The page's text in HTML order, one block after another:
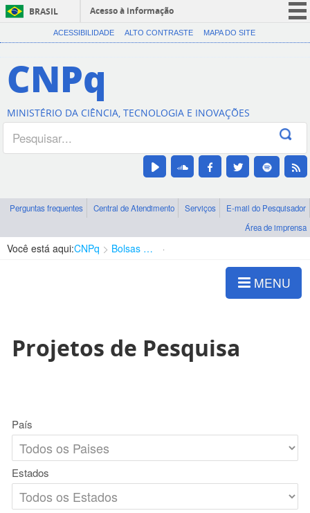
BRASIL
Acesso à informação
CORONAVÍRUS (COVID-19)
Canais
ACESSIBILIDADE ALTO CONTRASTE MAPA DO SITE
CNPq
MINISTÉRIO DA CIÊNCIA, TECNOLOGIA E INOVAÇÕES
Perguntas frequentes Central de Atendimento Serviços
E-mail do Pesquisador
Área de imprensa
Você está aqui:CNPq Bolsas e Auxílios Vigentes
MENU
Projetos de Pesquisa
País
Estados